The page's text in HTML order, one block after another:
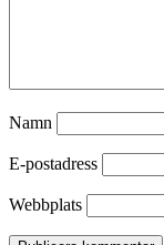
Namn
E-postadress
Webbplats